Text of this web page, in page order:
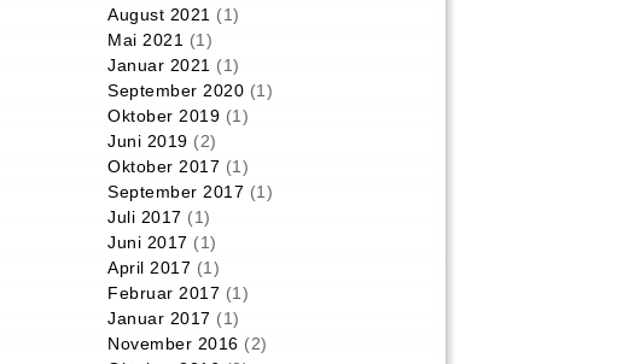
August 2021 (1)
Mai 2021 (1)
Januar 2021 (1)
September 2020 (1)
Oktober 2019 (1)
Juni 2019 (2)
Oktober 2017 (1)
September 2017 (1)
Juli 2017 (1)
Juni 2017 (1)
April 2017 (1)
Februar 2017 (1)
Januar 2017 (1)
November 2016 (2)